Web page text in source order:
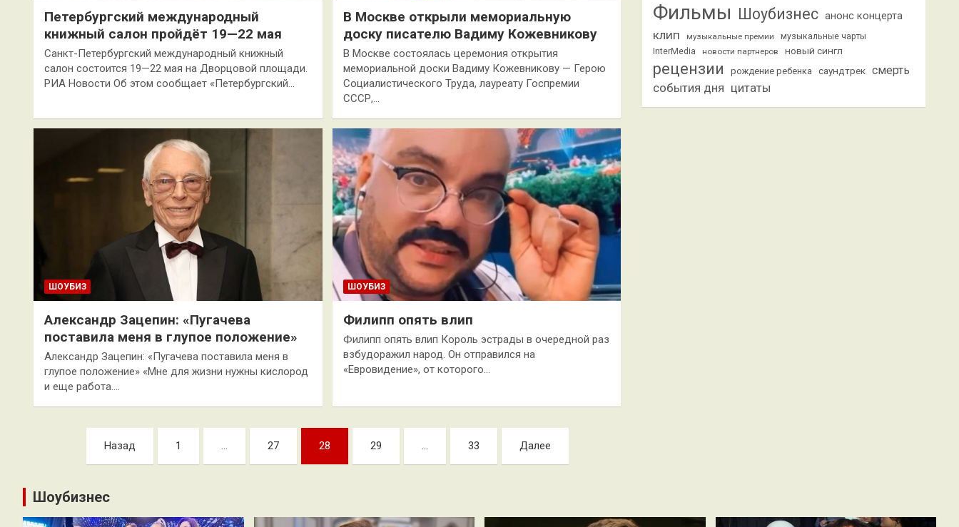
Петербургский международный
книжный салон пройдёт 19—22 мая
Санкт-Петербургский международный книжный
салон состоится 19—22 мая на Дворцовой площади.
РИА Новости Об этом сообщает «Петербургский…
В Москве открыли мемориальную
доску писателю Вадиму Кожевникову
В Москве состоялась церемония открытия
мемориальной доски Вадиму Кожевникову — Герою
Социалистического Труда, лауреату Госпремии
СССР,…
ШОУБИЗ
Александр Зацепин: «Пугачева
поставила меня в глупое положение»
Александр Зацепин: «Пугачева поставила меня в
глупое положение» «Мне для жизни нужны кислород
и еще работа.…
ШОУБИЗ
Филипп опять влип
Филипп опять влип Король эстрады в очередной раз
взбудоражил народ. Он отправился на
«Евровидение», от которого…
Пагинация
записей
Назад 1 … 27 28 29 … 33 Далее
Фильмы Шоубизнес анонс концерта
клип музыкальные премии
музыкальные чарты
InterMedia
новости партнеров новый сингл
рецензии рождение ребенка саундтрек смерть
события дня цитаты
Шоубизнес